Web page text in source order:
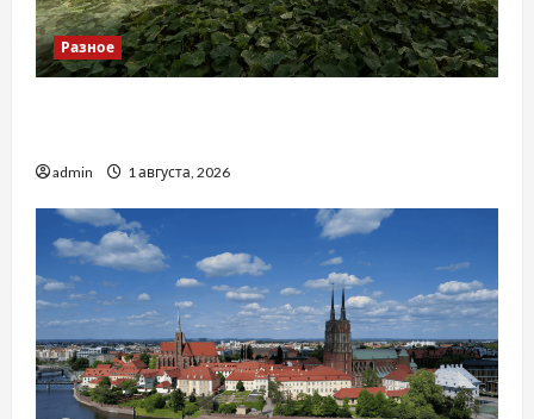
Разное
admin 1 августа, 2026